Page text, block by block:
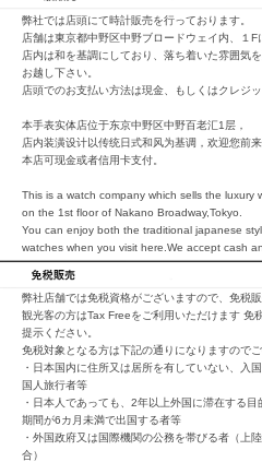
買取価格例一覧
最新ニュース
ご利用ガイド
保証とメンテナンス
お問い合わせ
弊社では店頭にて時計販売を行っております。
店舗は東京都中野区中野ブロードウェイ内、１F
店内は和を基調にしており、落ち着いた雰囲気
お越し下さい。
店頭でのお支払い方法は現金、もしくはクレジ
本手表实体店位于东京中野区中野百老汇1层，
店内装潢设计以传统日式和风为基调，欢迎您前
本店可现金或者信用卡支付。
This is a watch company which sells the luxury
on the 1st floor of Nakano Broadway,Tokyo.
You can enjoy both the traditional japanese
watches when you visit here.We accept cash
弊社店舗では免税資格がございますので、免税販
観光客の方はTax Freeをご利用いただけます 免
提示ください。
免税対象となる方は下記の通りになりますのでご
・日本国内に住所又は居所を有していない、入
国人旅行者等
・日本人であっても、2年以上外国に滞在する
期間が6カ月未満で出国する者等
・外国政府又は国際機関の公務を帯びる者（上
合）